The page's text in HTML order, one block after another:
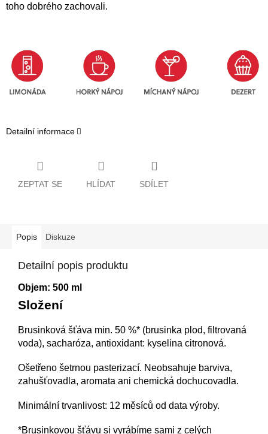
toho dobrého zachovali.
Detailní informace
ZEPTAT SE HLÍDAT SDÍLET
Popis Diskuze
Detailní popis produktu
Objem: 500 ml
Složení
Brusinková šťáva min. 50 %* (brusinka plod, filtrovaná
voda), sacharóza, antioxidant: kyselina citronová.
Ošetřeno šetrnou pasterizací. Neobsahuje barviva,
zahušťovadla, aromata ani chemická dochucovadla.
Minimální trvanlivost: 12 měsíců od data výroby.
*Brusinkovou šťávu si vyrábíme sami z celých